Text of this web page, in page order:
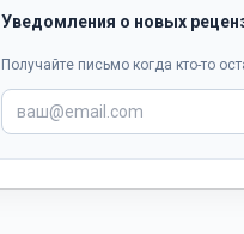
Уведомления о новых
Получайте письмо когда кто-то